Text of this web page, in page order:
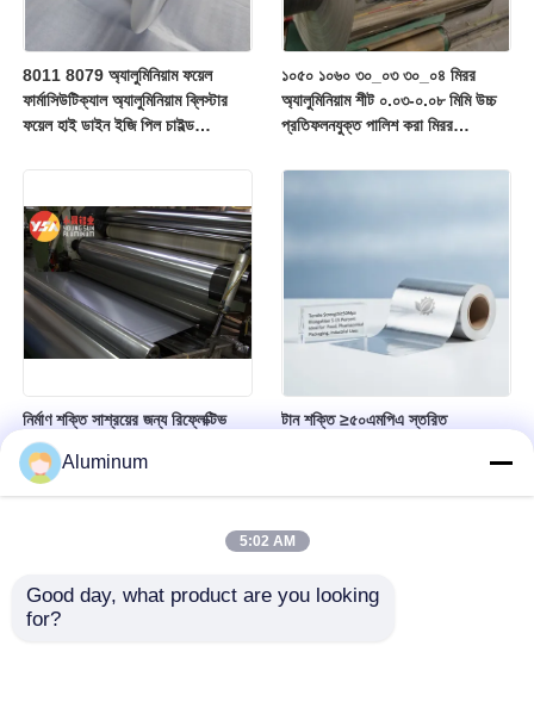
8011 8079 অ্যালুমিনিয়াম ফয়েল
ফার্মাসিউটিক্যাল অ্যালুমিনিয়াম ব্লিস্টার
ফয়েল হাই ডাইন ইজি পিল চাইল্ড
১০৫০ ১০৬০ ৩০_০৩ ৩০_০৪ মিরর
অ্যালুমিনিয়াম শীট ০.০৩-০.০৮ মিমি উচ্চ
প্রতিফলনযুক্ত পালিশ করা মিরর
সাশ্রয়ী আলো প্রতিফলক লিফট ক্ল্যাডিং
নির্মাণ শক্তি সাশ্রয়ের জন্য রিফ্লেক্টিভ
এয়ার বাবল ফয়েল ডাবল বাবল ল্যামিনেটেড
অ্যালুমিনিয়াম ফয়েল ভেপার ব্যারিয়ার
রিইনফোর্সড থার্মাল ইনসুলেশন বাবল র‍্যাপ
টান শক্তি ≥৫০এমপিএ স্তরিত
প্যাকেজিং এবং শিল্প ব্যবহারের জন্য আদর্শ
Aluminum
5:02 AM
Good day, what product are you looking
for?